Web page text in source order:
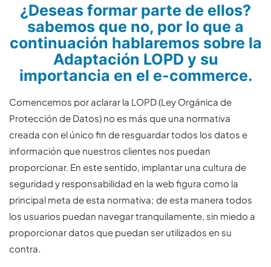
¿Deseas formar parte de ellos?
sabemos que no, por lo que a
continuación hablaremos sobre la
Adaptación LOPD y su
importancia en el e-commerce.
Comencemos por aclarar la LOPD (Ley Orgánica de
Protección de Datos) no es más que una normativa
creada con el único fin de resguardar todos los datos e
información que nuestros clientes nos puedan
proporcionar. En este sentido, implantar una cultura de
seguridad y responsabilidad en la web figura como la
principal meta de esta normativa; de esta manera todos
los usuarios puedan navegar tranquilamente, sin miedo a
proporcionar datos que puedan ser utilizados en su
contra.